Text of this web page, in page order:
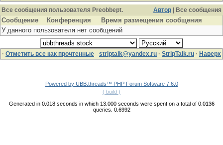
Автор | Все сообщения
Все сообщения пользователя Preobbept.
Сообщение Конференция
Время размещения сообщения
У данного пользователя нет сообщений
· Отметить все как прочтенные striptalk@yandex.ru · StripTalk.ru · Наверх
Powered by UBB.threads™ PHP Forum Software 7.6.0
( build )
Generated in 0.018 seconds in which 13.000 seconds were spent on a total of 0.0136
queries. 0.6992